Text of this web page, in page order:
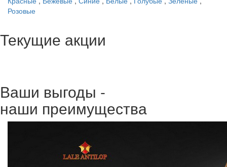
Розовые
Текущие акции
Ваши выгоды -
наши преимущества